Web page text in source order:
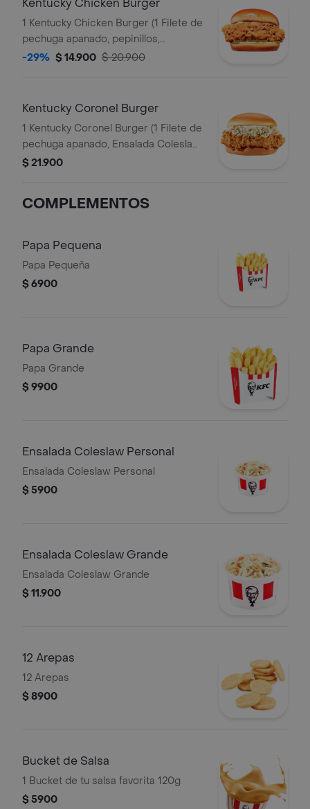
Kentucky Chicken Burger
1 Kentucky Chicken Burger (1 Filete de
pechuga apanado, pepinillos,
mayonesa premium y mantequilla)
-29% $ 14.900 $ 20.900
Kentucky Coronel Burger
1 Kentucky Coronel Burger (1 Filete de
pechuga apanado, Ensalada Coleslaw,
BBQ y mantequilla)
$ 21.900
COMPLEMENTOS
Papa Pequena
Papa Pequeña
$ 6900
Papa Grande
Papa Grande
$ 9900
Ensalada Coleslaw Personal
Ensalada Coleslaw Personal
$ 5900
Ensalada Coleslaw Grande
Ensalada Coleslaw Grande
$ 11.900
12 Arepas
12 Arepas
$ 8900
Bucket de Salsa
1 Bucket de tu salsa favorita 120g
$ 5900